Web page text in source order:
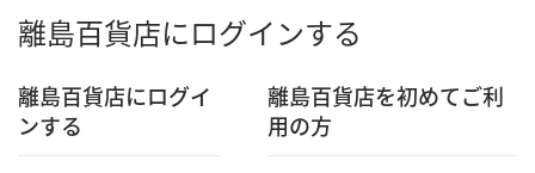
離島百貨店にログインする
離島百貨店にログイ
ンする
離島百貨店を初めてご利
用の方